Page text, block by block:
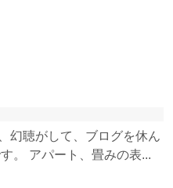
幻聴がして、ブログを休ん
。 アパート、畳みの表...